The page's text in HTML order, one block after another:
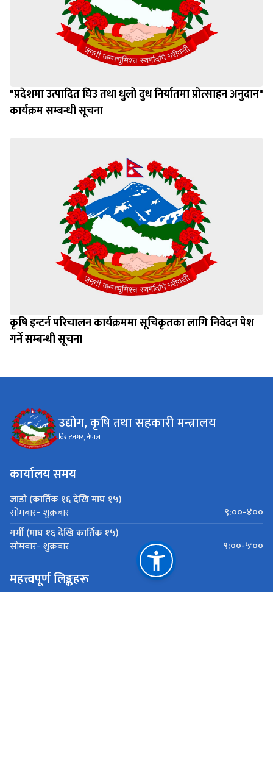
"प्रदेशमा उत्पादित घिउ तथा धुलो दुध निर्यातमा प्रोत्साहन अनुदान"
कार्यक्रम सम्बन्धी सूचना
कृषि इन्टर्न परिचालन कार्यक्रममा सूचिकृतका लागि निवेदन पेश
गर्ने सम्बन्धी सूचना
उद्योग, कृषि तथा सहकारी मन्त्रालय
विराटनगर, नेपाल
कार्यालय समय
जाडो (कार्तिक १६ देखि माघ १५)
सोमबार- शुक्रबार
९:००-४००
गर्मी (माघ १६ देखि कार्तिक १५)
सोमबार- शुक्रबार ९:००-५ः००
महत्त्वपूर्ण लिङ्कहरू